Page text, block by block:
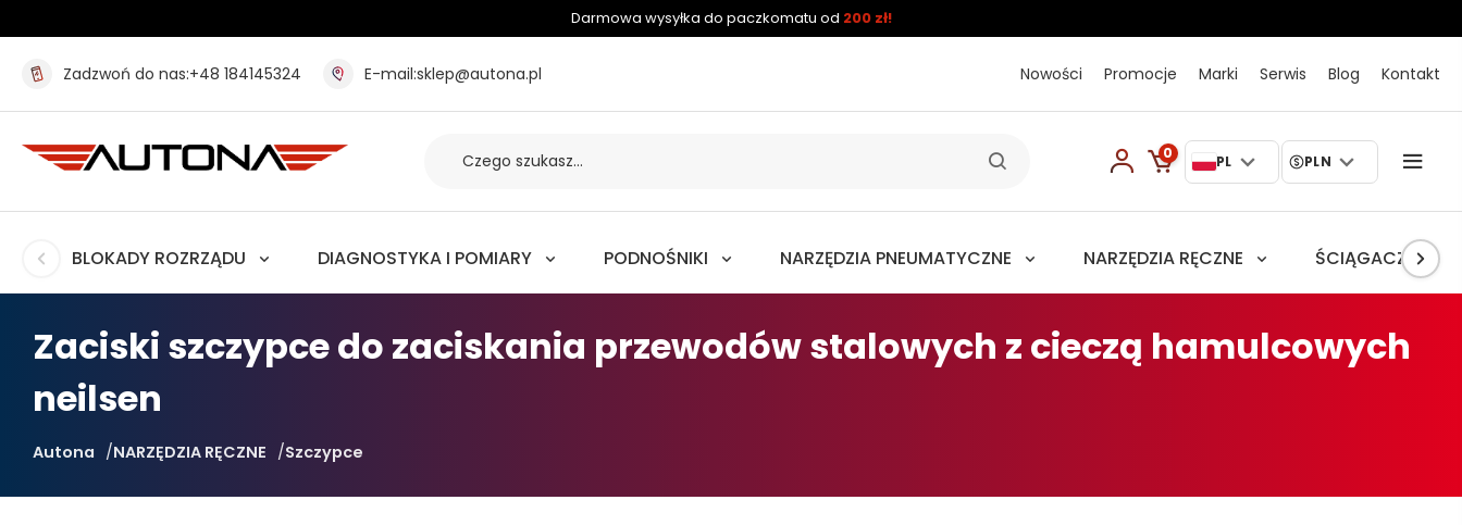
Darmowa wysyłka do paczkomatu od 200 zł!
Zadzwoń do nas:+48 184145324 E-mail:sklep@autona.pl Nowości Promocje Marki Serwis Blog Kontakt
0 PL PLN
BLOKADY ROZRZĄDU DIAGNOSTYKA I POMIARY PODNOŚNIKI NARZĘDZIA PNEUMATYCZNE NARZĘDZIA RĘCZNE ŚCIĄGACZE
Zaciski szczypce do zaciskania przewodów stalowych z cieczą hamulcowych
neilsen
Autona NARZĘDZIA RĘCZNE Szczypce